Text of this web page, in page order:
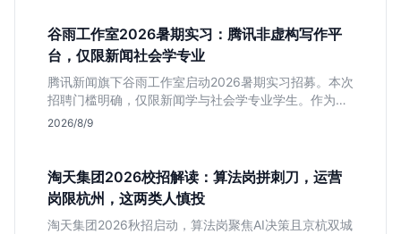
谷雨工作室2026暑期实习：腾讯非虚构写作平
台，仅限新闻社会学专业
腾讯新闻旗下谷雨工作室启动2026暑期实习招募。本次
招聘门槛明确，仅限新闻学与社会学专业学生。作为深
耕非虚构写作的头部团队，该岗位提供独立发稿机会与
2026/8/9
淘天集团2026校招解读：算法岗拼刺刀，运营
岗限杭州，这两类人慎投
淘天集团2026秋招启动，算法岗聚焦AI决策且京杭双城